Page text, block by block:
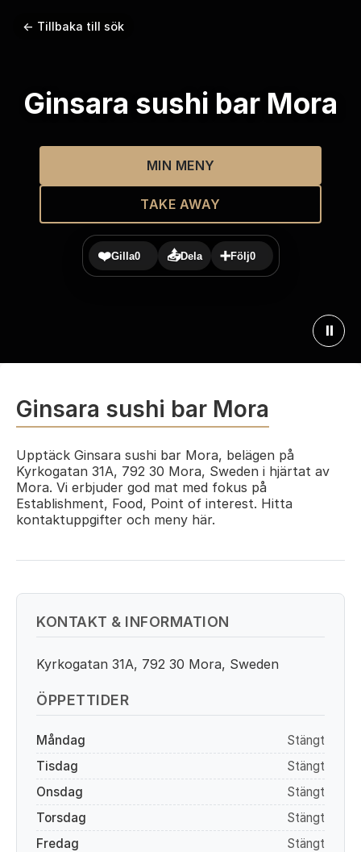
← Tillbaka till sök
Ginsara sushi bar Mora
MIN MENY
TAKE AWAY
❤️Gilla0 📤Dela ➕Följ0
⏸
Ginsara sushi bar Mora
Upptäck Ginsara sushi bar Mora, belägen på
Kyrkogatan 31A, 792 30 Mora, Sweden i hjärtat av
Mora. Vi erbjuder god mat med fokus på
Establishment, Food, Point of interest. Hitta
kontaktuppgifter och meny här.
KONTAKT & INFORMATION
Kyrkogatan 31A, 792 30 Mora, Sweden
ÖPPETTIDER
Måndag
Stängt
Tisdag
Stängt
Onsdag
Stängt
Torsdag
Stängt
Fredag
Stängt